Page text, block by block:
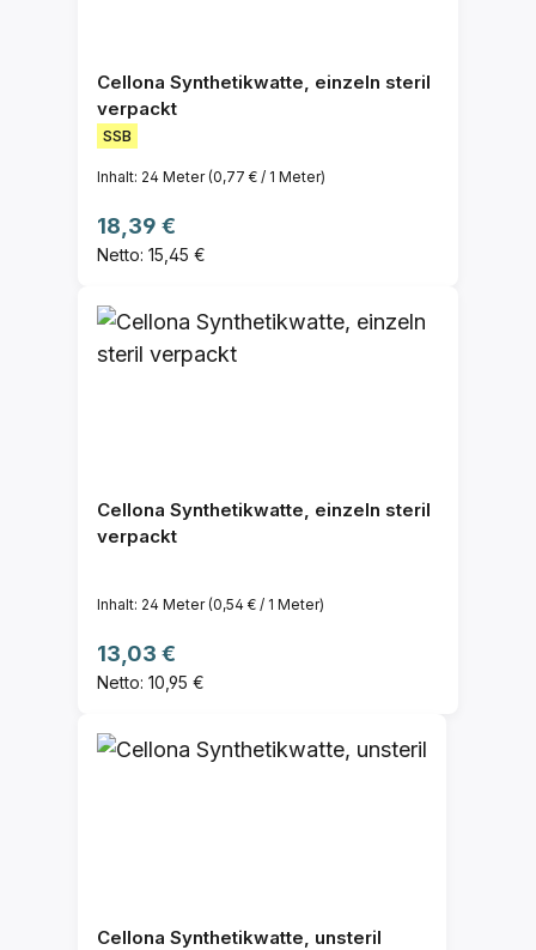
Cellona Synthetikwatte, einzeln steril
verpackt
SSB
Inhalt: 24 Meter(0,77 € / 1 Meter)
Regulärer Preis:
18,39 €
Netto: 15,45 €
Cellona Synthetikwatte, einzeln steril
verpackt
Inhalt: 24 Meter(0,54 € / 1 Meter)
Regulärer Preis:
13,03 €
Netto: 10,95 €
Cellona Synthetikwatte, unsteril